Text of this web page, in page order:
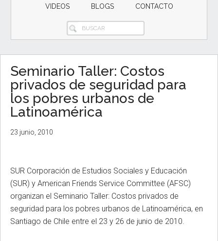
VIDEOS BLOGS CONTACTO
BUSCAR
Seminario Taller: Costos
privados de seguridad para
los pobres urbanos de
Latinoamérica
23 junio, 2010
SUR Corporación de Estudios Sociales y Educación
(SUR) y American Friends Service Committee (AFSC)
organizan el Seminario Taller: Costos privados de
seguridad para los pobres urbanos de Latinoamérica, en
Santiago de Chile entre el 23 y 26 de junio de 2010.